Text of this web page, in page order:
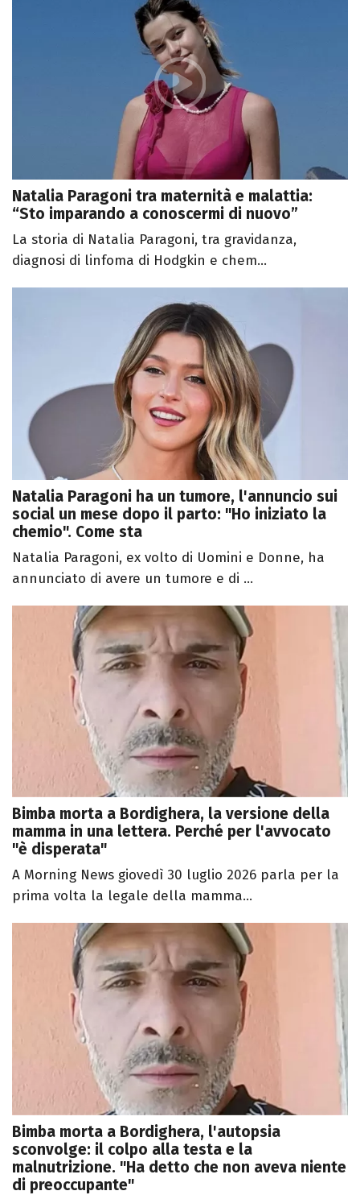
Natalia Paragoni tra maternità e malattia:
“Sto imparando a conoscermi di nuovo”
La storia di Natalia Paragoni, tra gravidanza,
diagnosi di linfoma di Hodgkin e chem...
Natalia Paragoni ha un tumore, l'annuncio sui
social un mese dopo il parto: "Ho iniziato la
chemio". Come sta
Natalia Paragoni, ex volto di Uomini e Donne, ha
annunciato di avere un tumore e di ...
Bimba morta a Bordighera, la versione della
mamma in una lettera. Perché per l'avvocato
"è disperata"
A Morning News giovedì 30 luglio 2026 parla per la
prima volta la legale della mamma...
Bimba morta a Bordighera, l'autopsia
sconvolge: il colpo alla testa e la
malnutrizione. "Ha detto che non aveva niente
di preoccupante"